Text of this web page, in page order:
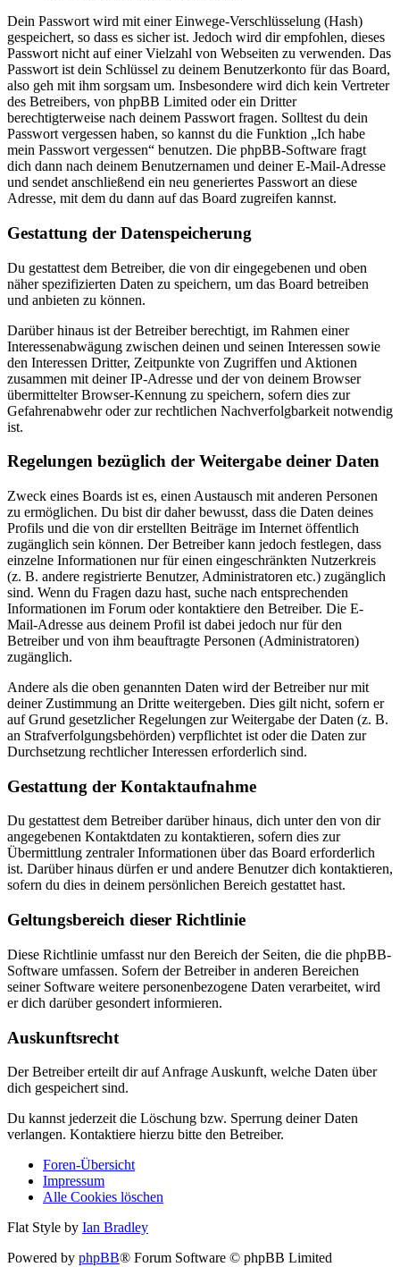
Dein Passwort wird mit einer Einwege-Verschlüsselung (Hash)
gespeichert, so dass es sicher ist. Jedoch wird dir empfohlen, dieses
Passwort nicht auf einer Vielzahl von Webseiten zu verwenden. Das
Passwort ist dein Schlüssel zu deinem Benutzerkonto für das Board,
also geh mit ihm sorgsam um. Insbesondere wird dich kein Vertreter
des Betreibers, von phpBB Limited oder ein Dritter
berechtigterweise nach deinem Passwort fragen. Solltest du dein
Passwort vergessen haben, so kannst du die Funktion „Ich habe
mein Passwort vergessen“ benutzen. Die phpBB-Software fragt
dich dann nach deinem Benutzernamen und deiner E-Mail-Adresse
und sendet anschließend ein neu generiertes Passwort an diese
Adresse, mit dem du dann auf das Board zugreifen kannst.
Gestattung der Datenspeicherung
Du gestattest dem Betreiber, die von dir eingegebenen und oben
näher spezifizierten Daten zu speichern, um das Board betreiben
und anbieten zu können.
Darüber hinaus ist der Betreiber berechtigt, im Rahmen einer
Interessenabwägung zwischen deinen und seinen Interessen sowie
den Interessen Dritter, Zeitpunkte von Zugriffen und Aktionen
zusammen mit deiner IP-Adresse und der von deinem Browser
übermittelter Browser-Kennung zu speichern, sofern dies zur
Gefahrenabwehr oder zur rechtlichen Nachverfolgbarkeit notwendig
ist.
Regelungen bezüglich der Weitergabe deiner Daten
Zweck eines Boards ist es, einen Austausch mit anderen Personen
zu ermöglichen. Du bist dir daher bewusst, dass die Daten deines
Profils und die von dir erstellten Beiträge im Internet öffentlich
zugänglich sein können. Der Betreiber kann jedoch festlegen, dass
einzelne Informationen nur für einen eingeschränkten Nutzerkreis
(z. B. andere registrierte Benutzer, Administratoren etc.) zugänglich
sind. Wenn du Fragen dazu hast, suche nach entsprechenden
Informationen im Forum oder kontaktiere den Betreiber. Die E-
Mail-Adresse aus deinem Profil ist dabei jedoch nur für den
Betreiber und von ihm beauftragte Personen (Administratoren)
zugänglich.
Andere als die oben genannten Daten wird der Betreiber nur mit
deiner Zustimmung an Dritte weitergeben. Dies gilt nicht, sofern er
auf Grund gesetzlicher Regelungen zur Weitergabe der Daten (z. B.
an Strafverfolgungsbehörden) verpflichtet ist oder die Daten zur
Durchsetzung rechtlicher Interessen erforderlich sind.
Gestattung der Kontaktaufnahme
Du gestattest dem Betreiber darüber hinaus, dich unter den von dir
angegebenen Kontaktdaten zu kontaktieren, sofern dies zur
Übermittlung zentraler Informationen über das Board erforderlich
ist. Darüber hinaus dürfen er und andere Benutzer dich kontaktieren,
sofern du dies in deinem persönlichen Bereich gestattet hast.
Geltungsbereich dieser Richtlinie
Diese Richtlinie umfasst nur den Bereich der Seiten, die die phpBB-
Software umfassen. Sofern der Betreiber in anderen Bereichen
seiner Software weitere personenbezogene Daten verarbeitet, wird
er dich darüber gesondert informieren.
Auskunftsrecht
Der Betreiber erteilt dir auf Anfrage Auskunft, welche Daten über
dich gespeichert sind.
Du kannst jederzeit die Löschung bzw. Sperrung deiner Daten
verlangen. Kontaktiere hierzu bitte den Betreiber.
Foren-Übersicht
Impressum
Alle Cookies löschen
Flat Style by Ian Bradley
Powered by phpBB® Forum Software © phpBB Limited